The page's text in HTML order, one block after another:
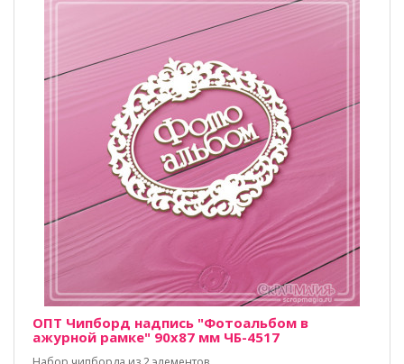
ОПТ Чипборд надпись "Фотоальбом в
ажурной рамке" 90х87 мм ЧБ-4517